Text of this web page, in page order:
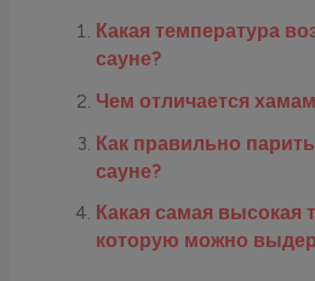
Какая температура
сауне?
Чем отличается
Как правильно
сауне?
Какая самая высокая
которую можно